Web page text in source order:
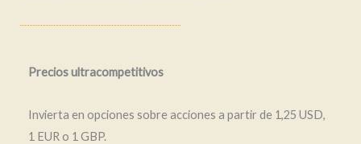
Precios ultracompetitivos
Invierta en opciones sobre acciones a partir de 1,25 USD,
1 EUR o 1 GBP.